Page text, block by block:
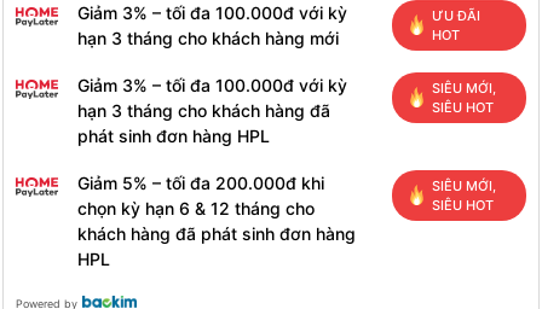
Giảm 3% – tối đa 100.000đ với kỳ
hạn 3 tháng cho khách hàng mới
ƯU ĐÃI
HOT
Giảm 3% – tối đa 100.000đ với kỳ
hạn 3 tháng cho khách hàng đã
phát sinh đơn hàng HPL
SIÊU MỚI,
SIÊU HOT
Giảm 5% – tối đa 200.000đ khi
chọn kỳ hạn 6 & 12 tháng cho
khách hàng đã phát sinh đơn hàng
HPL
SIÊU MỚI,
SIÊU HOT
Powered by